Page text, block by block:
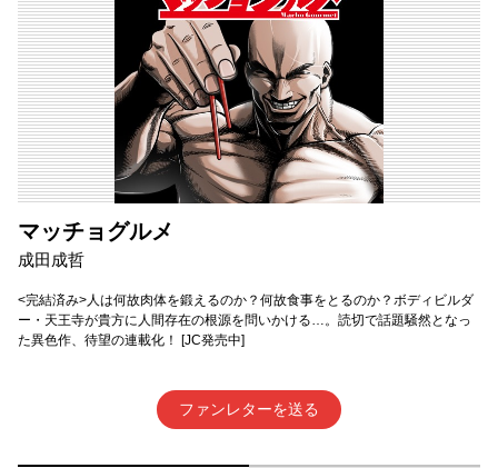
マッチョグルメ
成田成哲
<完結済み>人は何故肉体を鍛えるのか？何故食事をとるのか？ボディビルダ
ー・天王寺が貴方に人間存在の根源を問いかける…。読切で話題騒然となっ
た異色作、待望の連載化！ [JC発売中]
ファンレターを送る